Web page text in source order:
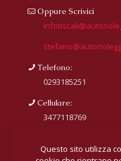
Oppure Scrivici
Telefono:
0293185251
Cellulare:
3477118769
Questo sito utilizza